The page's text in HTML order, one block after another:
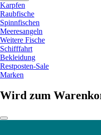
Karpfen
Raubfische
Spinnfischen
Meeresangeln
Weitere Fische
Schifffahrt
Bekleidung
Restposten-Sale
Marken
Wird zum